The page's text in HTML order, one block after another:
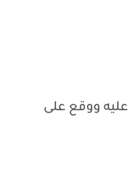
ووقع على